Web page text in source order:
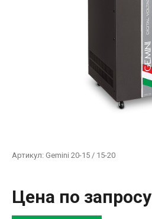
Артикул: Gemini 20-15 / 15-20
Цена по запросу